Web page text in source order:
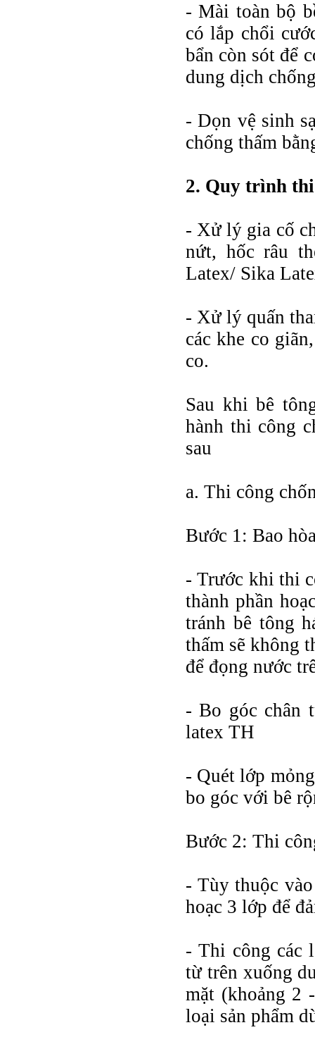
- Mài toàn bộ
có lắp chổi
bẩn còn sót để
dung dịch
- Dọn vệ sinh
chống thấm
2. Quy trình
- Xử lý gia cố
nứt, hốc râu
Latex/ Sika
- Xử lý quấn
các khe co
co.
Sau khi bê
hành thi công
sau
a. Thi công
Bước 1: Bao
- Trước khi thi
thành phần
tránh bê tông
thấm sẽ không
để đọng nước
- Bo góc chân
latex TH
- Quét lớp
bo góc với bê
Bước 2: Thi
- Tùy thuộc
hoạc 3 lớp để
- Thi công các
từ trên xuống
mặt (khoảng 2
loại sản phẩm